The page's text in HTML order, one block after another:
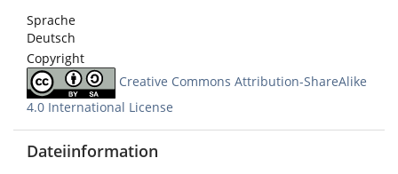
Sprache
Deutsch
Copyright
Creative Commons Attribution-ShareAlike
4.0 International License
Dateiinformation